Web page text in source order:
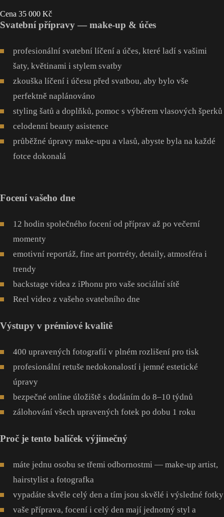
Cena 35 000 Kč
Svatební přípravy — make-up & účes
profesionální svatební líčení a účes, které ladí s vašimi
šaty, květinami i stylem svatby
zkouška líčení i účesu před svatbou, aby bylo vše
perfektně naplánováno
styling šatů a doplňků, pomoc s výběrem vlasových šperků
celodenní beauty asistence
průběžné úpravy make-upu a vlasů, abyste byla na každé
fotce dokonalá
Focení vašeho dne
12 hodin společného focení od příprav až po večerní
momenty
emotivní reportáž, fine art portréty, detaily, atmosféra i
trendy
backstage videa z iPhonu pro vaše sociální sítě
Reel video z vašeho svatebního dne
Výstupy v prémiové kvalitě
400 upravených fotografií v plném rozlišení pro tisk
profesionální retuše nedokonalostí i jemné estetické
úpravy
bezpečné online úložiště s dodáním do 8–10 týdnů
zálohování všech upravených fotek po dobu 1 roku
Proč je tento balíček výjimečný
máte jednu osobu se třemi odbornostmi — make-up artist,
hairstylist a fotografka
vypadáte skvěle celý den a tím jsou skvělé i výsledné fotky
vaše příprava, focení i celý den mají jednotný styl a